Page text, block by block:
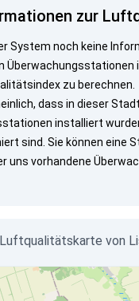
zur
System noch keine
Überwachungsstationen
zu berechnen.
dass in dieser
installiert
sind. Sie können eine
uns vorhandene
von